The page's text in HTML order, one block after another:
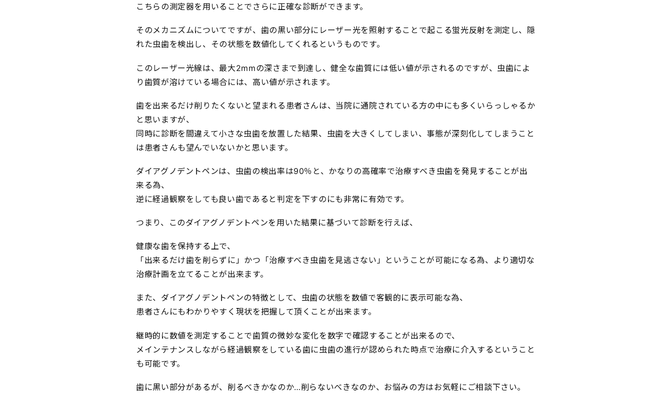
こちらの測定器を用いることでさらに正確な診断ができます。
そのメカニズムについてですが、歯の黒い部分にレーザー光を照射することで起こる蛍光反射を測定し、隠
れた虫歯を検出し、その状態を数値化してくれるというものです。
このレーザー光線は、最大2mmの深さまで到達し、健全な歯質には低い値が示されるのですが、虫歯によ
り歯質が溶けている場合には、高い値が示されます。
歯を出来るだけ削りたくないと望まれる患者さんは、当院に通院されている方の中にも多くいらっしゃるか
と思いますが、
同時に診断を間違えて小さな虫歯を放置した結果、虫歯を大きくしてしまい、事態が深刻化してしまうこと
は患者さんも望んでいないかと思います。
ダイアグノデントペンは、虫歯の検出率は90％と、かなりの高確率で治療すべき虫歯を発見することが出
来る為、
逆に経過観察をしても良い歯であると判定を下すのにも非常に有効です。
つまり、このダイアグノデントペンを用いた結果に基づいて診断を行えば、
健康な歯を保持する上で、
「出来るだけ歯を削らずに」かつ「治療すべき虫歯を見逃さない」ということが可能になる為、より適切な
治療計画を立てることが出来ます。
また、ダイアグノデントペンの特徴として、虫歯の状態を数値で客観的に表示可能な為、
患者さんにもわかりやすく現状を把握して頂くことが出来ます。
継時的に数値を測定することで歯質の微妙な変化を数字で確認することが出来るので、
メインテナンスしながら経過観察をしている歯に虫歯の進行が認められた時点で治療に介入するということ
も可能です。
歯に黒い部分があるが、削るべきかなのか…削らないべきなのか、お悩みの方はお気軽にご相談下さい。